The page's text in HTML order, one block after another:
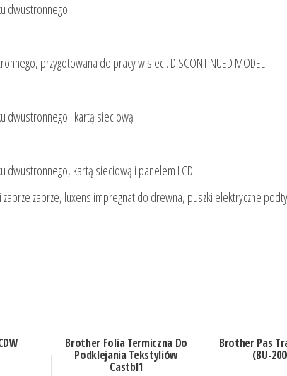
dwustronnego.
przygotowana do pracy w sieci. DISCONTINUED MODEL
dwustronnego i kartą sieciową
dwustronnego, kartą sieciową i panelem LCD
zabrze, luxens impregnat do drewna, puszki elektryczne
Brother Folia Termiczna Do
Podklejania Tekstyliów
Castbl1
Brother Pas
(BU-